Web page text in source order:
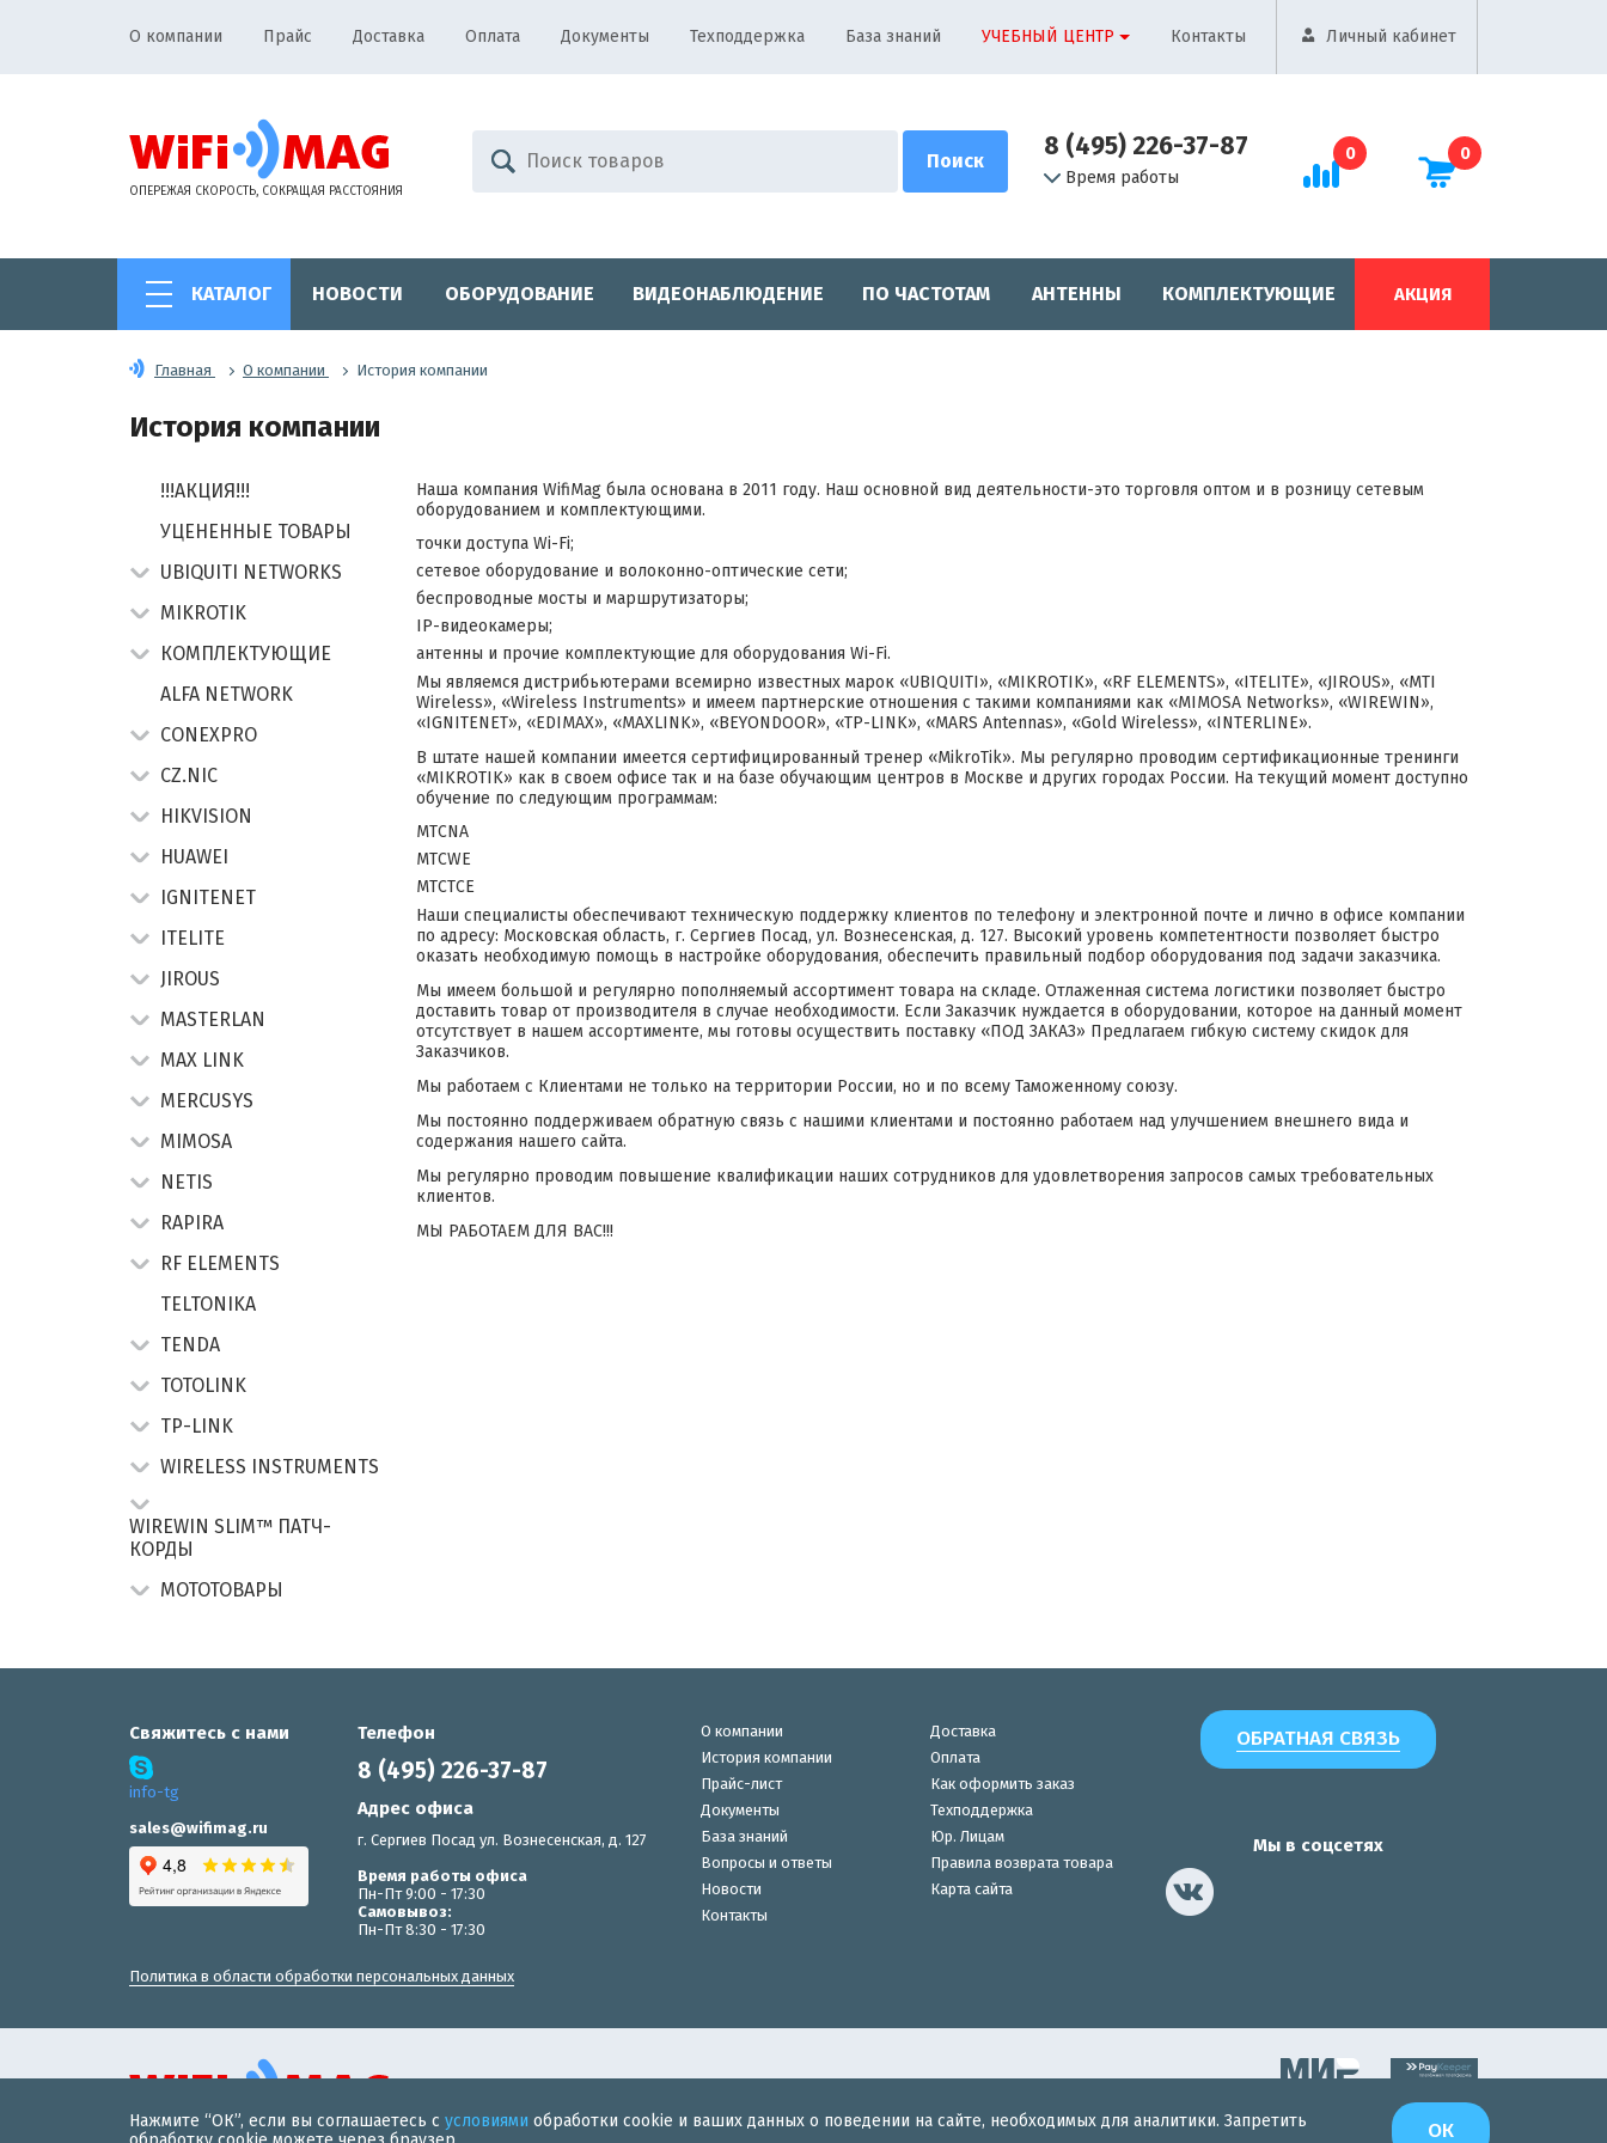
Нажмите “ОК”, если вы соглашаетесь с условиями обработки cookie и ваших данных о поведении на сайте, необходимых для аналитики. Запретить
ОК
О компании Прайс Доставка Оплата Документы Техподдержка База знаний УЧЕБНЫЙ ЦЕНТР Контакты Личный кабинет
ОПЕРЕЖАЯ СКОРОСТЬ, СОКРАЩАЯ РАССТОЯНИЯ
8 (495) 226-37-87
Время работы
0 0
КАТАЛОГ НОВОСТИ ОБОРУДОВАНИЕ ВИДЕОНАБЛЮДЕНИЕ ПО ЧАСТОТАМ АНТЕННЫ КОМПЛЕКТУЮЩИЕ АКЦИЯ
Главная О компании История компании
История компании
Наша компания WifiMag была основана в 2011 году. Наш основной вид деятельности-это торговля оптом и в розницу сетевым
оборудованием и комплектующими.
точки доступа Wi-Fi;
сетевое оборудование и волоконно-оптические сети;
беспроводные мосты и маршрутизаторы;
IP-видеокамеры;
антенны и прочие комплектующие для оборудования Wi-Fi.
Мы являемся дистрибьютерами всемирно известных марок «UBIQUITI», «MIKROTIK», «RF ELEMENTS», «ITELITE», «JIROUS», «MTI
Wireless», «Wireless Instruments» и имеем партнерские отношения с такими компаниями как «MIMOSA Networks», «WIREWIN»,
«IGNITENET», «EDIMAX», «MAXLINK», «BEYONDOOR», «TP-LINK», «MARS Antennas», «Gold Wireless», «INTERLINE».
В штате нашей компании имеется сертифицированный тренер «MikroTik». Мы регулярно проводим сертификационные тренинги
«MIKROTIK» как в своем офисе так и на базе обучающим центров в Москве и других городах России. На текущий момент доступно
обучение по следующим программам:
MTCNA
MTCWE
MTCTCE
Наши специалисты обеспечивают техническую поддержку клиентов по телефону и электронной почте и лично в офисе компании
по адресу: Московская область, г. Сергиев Посад, ул. Вознесенская, д. 127. Высокий уровень компетентности позволяет быстро
оказать необходимую помощь в настройке оборудования, обеспечить правильный подбор оборудования под задачи заказчика.
Мы имеем большой и регулярно пополняемый ассортимент товара на складе. Отлаженная система логистики позволяет быстро
доставить товар от производителя в случае необходимости. Если Заказчик нуждается в оборудовании, которое на данный момент
отсутствует в нашем ассортименте, мы готовы осуществить поставку «ПОД ЗАКАЗ» Предлагаем гибкую систему скидок для
Заказчиков.
Мы работаем с Клиентами не только на территории России, но и по всему Таможенному союзу.
Мы постоянно поддерживаем обратную связь с нашими клиентами и постоянно работаем над улучшением внешнего вида и
содержания нашего сайта.
Мы регулярно проводим повышение квалификации наших сотрудников для удовлетворения запросов самых требовательных
клиентов.
МЫ РАБОТАЕМ ДЛЯ ВАС!!!
!!!АКЦИЯ!!!
УЦЕНЕННЫЕ ТОВАРЫ
UBIQUITI NETWORKS
MIKROTIK
КОМПЛЕКТУЮЩИЕ
ALFA NETWORK
CONEXPRO
CZ.NIC
HIKVISION
HUAWEI
IGNITENET
ITELITE
JIROUS
MASTERLAN
MAX LINK
MERCUSYS
MIMOSA
NETIS
RAPIRA
RF ELEMENTS
TELTONIKA
TENDA
TOTOLINK
TP-LINK
WIRELESS INSTRUMENTS
WIREWIN SLIM™ ПАТЧ-
КОРДЫ
МОТОТОВАРЫ
Свяжитесь с нами
info-tg
sales@wifimag.ru
Телефон
8 (495) 226-37-87
Адрес офиса
г. Сергиев Посад ул. Вознесенская, д. 127
Время работы офиса
Пн-Пт 9:00 - 17:30
Самовывоз:
Пн-Пт 8:30 - 17:30
О компании
История компании
Прайс-лист
Документы
База знаний
Вопросы и ответы
Новости
Контакты
Доставка
Оплата
Как оформить заказ
Техподдержка
Юр. Лицам
Правила возврата товара
Карта сайта
ОБРАТНАЯ СВЯЗЬ
Мы в соцсетях
Политика в области обработки персональных данных
© 2019 «WiFiMAG» - интернет-магазин wi-fi оборудования для беспроводного интернета.
Разработка сайта